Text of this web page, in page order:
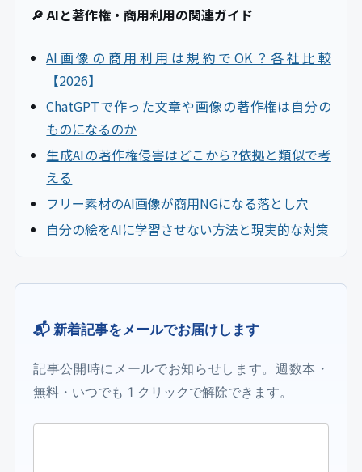
🔎 AIと著作権・商用利用の関連ガイド
AI画像の商用利用は規約でOK？各社比較
【2026】
ChatGPTで作った文章や画像の著作権は自分の
ものになるのか
生成AIの著作権侵害はどこから?依拠と類似で考
える
フリー素材のAI画像が商用NGになる落とし穴
自分の絵をAIに学習させない方法と現実的な対策
📬 新着記事をメールでお届けします
記事公開時にメールでお知らせします。週数本・
無料・いつでも 1 クリックで解除できます。